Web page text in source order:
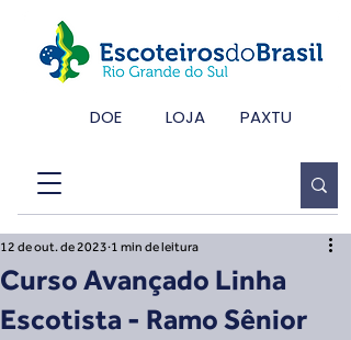
DOE LOJA PAXTU
Curso Avançado Linha
Escotista - Ramo Sênior
12 de out. de 2023 1 min de leitura